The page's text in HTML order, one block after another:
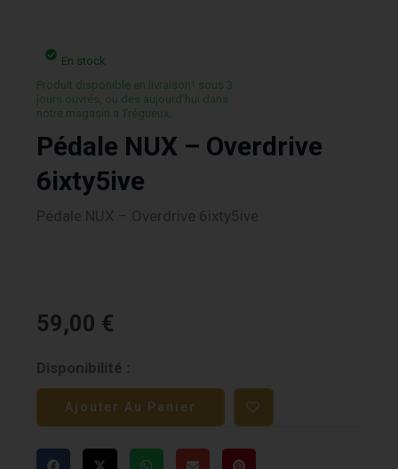
En stock
Produit disponible en livraison¹ sous 3
jours ouvrés, ou des aujourd’hui dans
notre magasin a Trégueux.
Pédale NUX – Overdrive
6ixty5ive
Pédale NUX – Overdrive 6ixty5ive
59,00 €
Disponibilité :
quantité
de
Pédale
NUX
Ajouter Au Panier